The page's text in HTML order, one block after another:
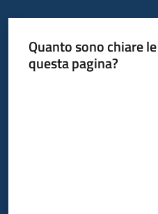
Quanto sono chiare
questa pagina?